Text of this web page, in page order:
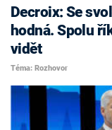
Decroix: Se
hodná. Spolu
vidět
Téma: Rozhovor